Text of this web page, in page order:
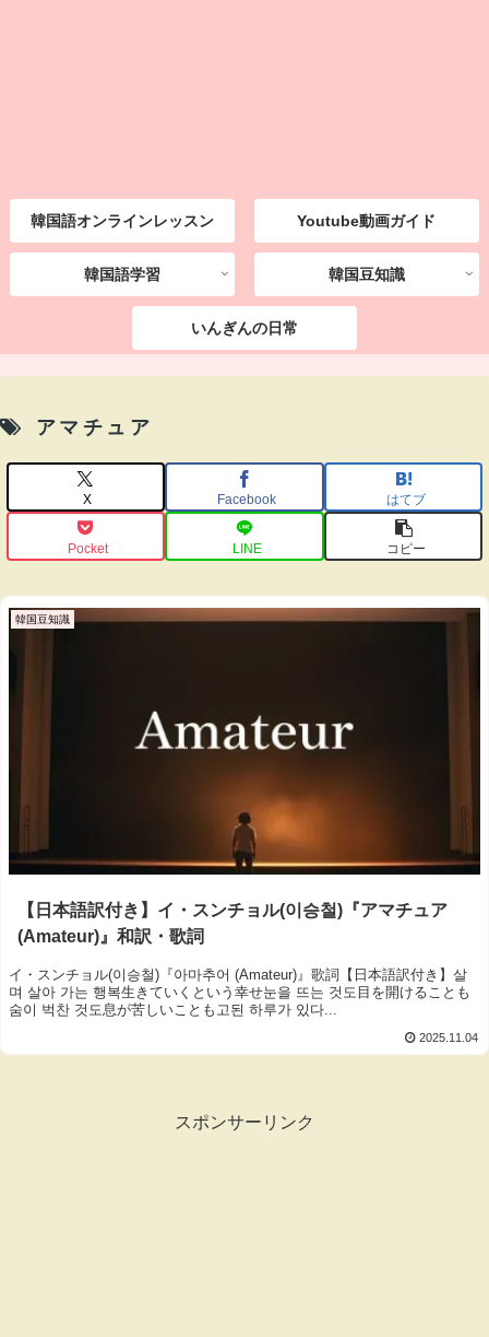
韓国語オンラインレッスン Youtube動画ガイド
韓国語学習 韓国豆知識
いんぎんの日常
アマチュア
X Facebook はてブ
Pocket LINE コピー
韓国豆知識
【日本語訳付き】イ・スンチョル(이승철)『アマチュア
(Amateur)』和訳・歌詞
イ・スンチョル(이승철)『아마추어 (Amateur)』歌詞【日本語訳付き】살
며 살아 가는 행복生きていくという幸せ눈을 뜨는 것도目を開けることも
숨이 벅찬 것도息が苦しいことも고된 하루가 있다...
2025.11.04
スポンサーリンク